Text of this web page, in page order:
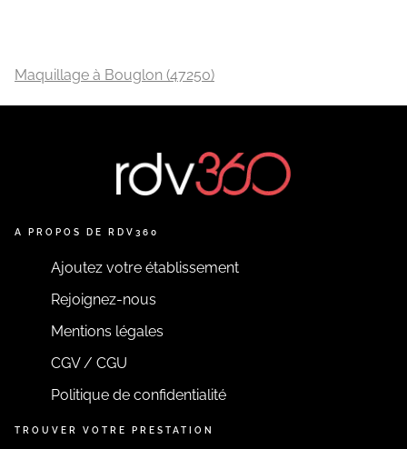
Maquillage à Bouglon (47250)
A PROPOS DE RDV360
Ajoutez votre établissement
Rejoignez-nous
Mentions légales
CGV / CGU
Politique de confidentialité
TROUVER VOTRE PRESTATION